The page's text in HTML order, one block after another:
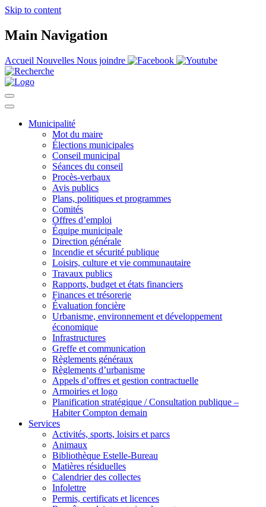
Skip to content
Main Navigation
Accueil Nouvelles Nous joindre
Municipalité
Mot du maire
Élections municipales
Conseil municipal
Séances du conseil
Procès-verbaux
Avis publics
Plans, politiques et programmes
Comités
Offres d’emploi
Équipe municipale
Direction générale
Incendie et sécurité publique
Loisirs, culture et vie communautaire
Travaux publics
Rapports, budget et états financiers
Finances et trésorerie
Évaluation foncière
Urbanisme, environnement et développement
économique
Infrastructures
Greffe et communication
Règlements généraux
Règlements d’urbanisme
Appels d’offres et gestion contractuelle
Armoiries et logo
Planification stratégique / Consultation publique –
Habiter Compton demain
Services
Activités, sports, loisirs et parcs
Animaux
Bibliothèque Estelle-Bureau
Matières résiduelles
Calendrier des collectes
Infolettre
Permis, certificats et licences